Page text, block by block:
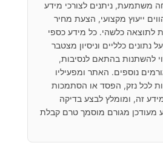
משתמעת, ניתנים לצורכי מידע
ייעוץ מקצועי, הצעת מחיר
לתוצאה כלשהי. כל מידע כספי
נתונים כלליים וניסיון מצטבר
להשתנות בהתאם לנסיבות,
נוספים. האתר ומפעיליו
לכל נזק, הפסד או הסתמכות
זה, ומומלץ לבצע בדיקה
מעודכן מגורם מוסמך טרם קבלת